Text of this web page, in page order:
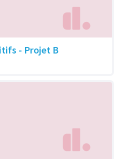
- Projet B